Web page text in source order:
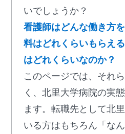
いでしょうか？
看護師はどんな働き方
料はどれくらいもらえ
はどれくらいなのか？
このページでは、それ
く、北里大学病院の実
ます。転職先として北
いる方はもちろん「な